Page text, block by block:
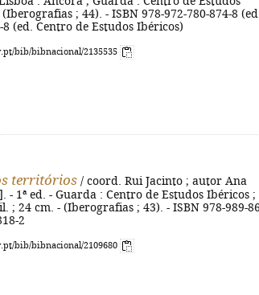
; 44). - ISBN 978-972-780-874-8 (ed.
(ed. Centro de Estudos Ibéricos)
bib/bibnacional/2135535
territórios / coord. Rui Jacinto ; autor Ana
1ª ed. - Guarda : Centro de Estudos Ibéricos ;
; 24 cm. - (Iberografias ; 43). - ISBN 978-989-
2
bib/bibnacional/2109680